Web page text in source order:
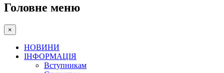
Головне меню
×
НОВИНИ
ІНФОРМАЦІЯ
Вступникам